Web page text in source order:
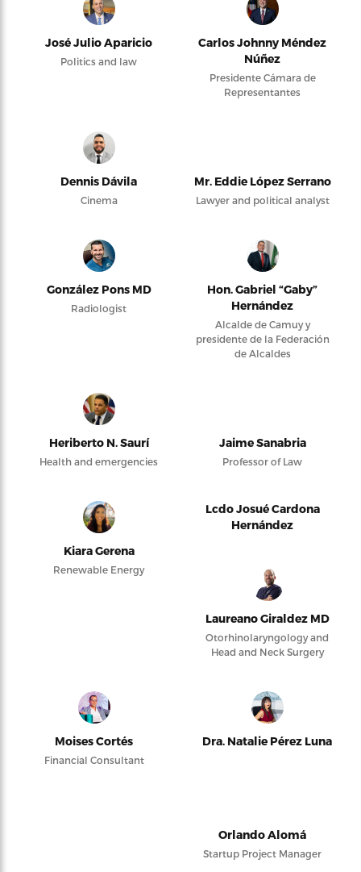
José Julio Aparicio
Politics and law
Carlos Johnny Méndez
Núñez
Presidente Cámara de
Representantes
Dennis Dávila
Cinema
Mr. Eddie López Serrano
Lawyer and political analyst
González Pons MD
Radiologist
Hon. Gabriel “Gaby”
Hernández
Alcalde de Camuy y
presidente de la Federación
de Alcaldes
Heriberto N. Saurí
Health and emergencies
Jaime Sanabria
Professor of Law
Kiara Gerena
Renewable Energy
Lcdo Josué Cardona
Hernández
Laureano Giraldez MD
Otorhinolaryngology and
Head and Neck Surgery
Moises Cortés
Financial Consultant
Dra. Natalie Pérez Luna
Orlando Alomá
Startup Project Manager